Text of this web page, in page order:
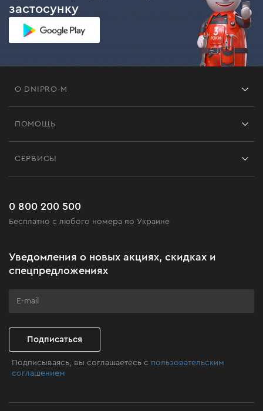
застосунку
О DNIPRO-M
Черная пятница
Клуб мастерства
ПОМОЩЬ
Часто задаваемые вопросы
СЕРВИСЫ
0 800 200 500
Бесплатно с любого номера по Украине
Уведомления о новых акциях, скидках и
спецпредложениях
Подписаться
Подписываясь, вы соглашаетесь с пользовательским
соглашением